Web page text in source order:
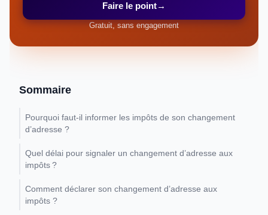
Faire le point→
Gratuit, sans engagement
Sommaire
Pourquoi faut-il informer les impôts de son changement
d’adresse ?
Quel délai pour signaler un changement d’adresse aux
impôts ?
Comment déclarer son changement d’adresse aux
impôts ?